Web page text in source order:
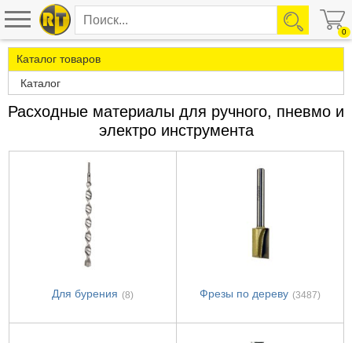
0
Каталог товаров
Каталог
Расходные материалы для ручного, пневмо и
электро инструмента
Для бурения (8) Фрезы по дереву (3487)